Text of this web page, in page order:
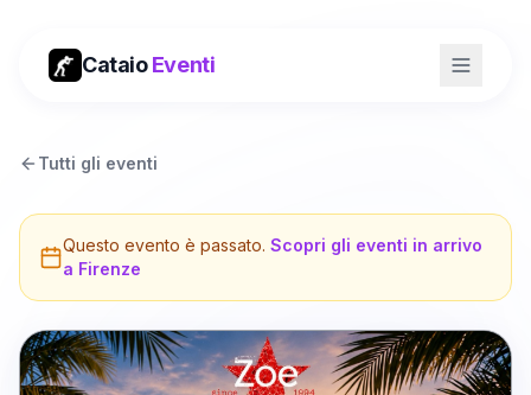
CataioEventi
Tutti gli eventi
Questo evento è passato. Scopri gli eventi in arrivo
a Firenze